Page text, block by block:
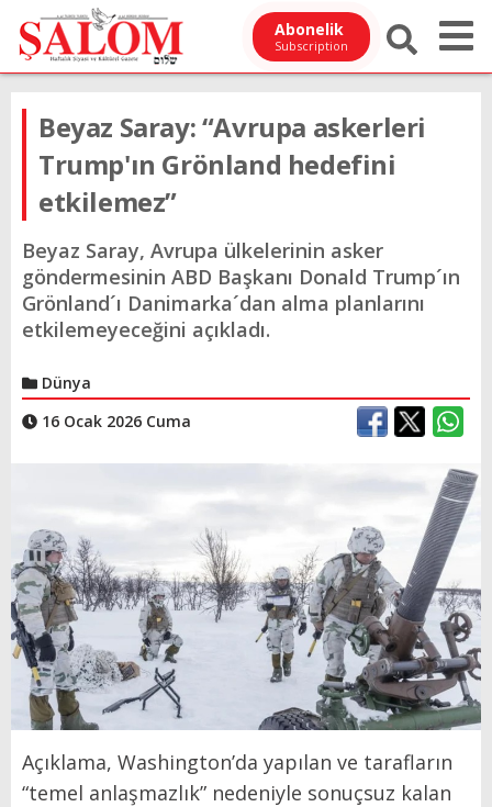
Abonelik
Subscription
Beyaz Saray: “Avrupa askerleri
Trump'ın Grönland hedefini
etkilemez”
Beyaz Saray, Avrupa ülkelerinin asker
göndermesinin ABD Başkanı Donald Trump´ın
Grönland´ı Danimarka´dan alma planlarını
etkilemeyeceğini açıkladı.
Dünya
16 Ocak 2026 Cuma
Açıklama, Washington’da yapılan ve tarafların
“temel anlaşmazlık” nedeniyle sonuçsuz kalan